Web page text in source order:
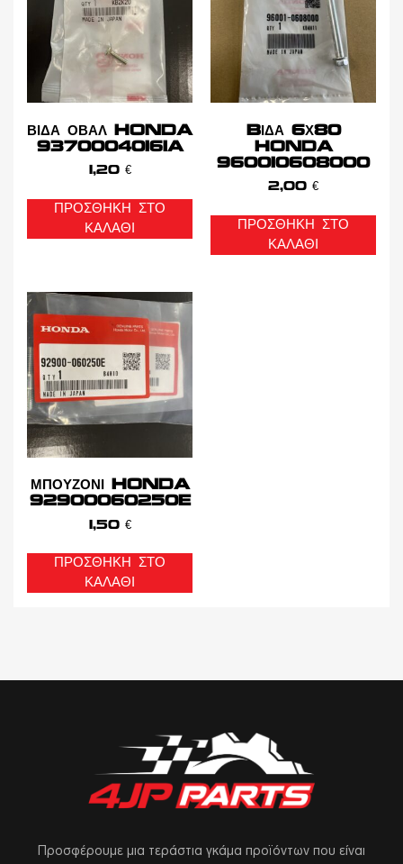
ΒΙΔΑ ΟΒΑΛ HONDA
93700040161A
1,20 €
ΠΡΟΣΘΉΚΗ ΣΤΟ
ΚΑΛΆΘΙ
BΙΔΑ 6Χ80
HONDA
960010608000
2,00 €
ΠΡΟΣΘΉΚΗ ΣΤΟ
ΚΑΛΆΘΙ
ΜΠΟΥΖΟΝΙ HONDA
92900060250E
1,50 €
ΠΡΟΣΘΉΚΗ ΣΤΟ
ΚΑΛΆΘΙ
Προσφέρουμε μια τεράστια γκάμα προϊόντων που είναι